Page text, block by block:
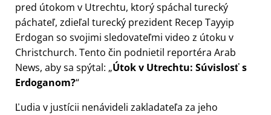
pred útokom v Utrechtu, ktorý spáchal turecký
páchateľ, zdieľal turecký prezident Recep Tayyip
Erdogan so svojimi sledovateľmi video z útoku v
Christchurch. Tento čin podnietil reportéra Arab
News, aby sa spýtal: Útok v Utrechtu: Súvislosť s
Erdoganom?
Ľudia v justícii nenávideli zakladateľa za jeho